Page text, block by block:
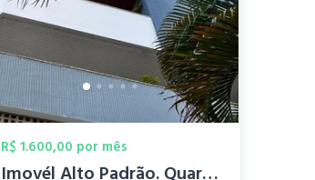
R$ 1.600,00 por mês
Imovél Alto Padrão. Quarto Individual